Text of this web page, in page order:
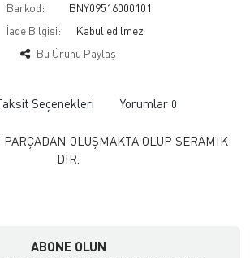
Barkod:
BNY09516000101
İade Bilgisi:
Bu Ürünü Paylaş
Seçenekleri Yorumlar 0
OLUŞMAKTA OLUP SERAMIK
DİR.
ABONE OLUN